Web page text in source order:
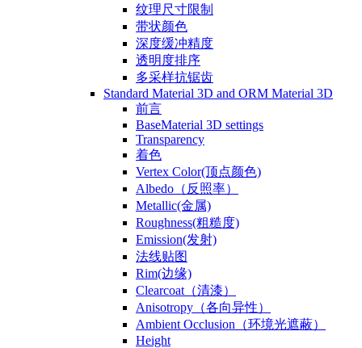
纹理尺寸限制
带状颜色
深度缓冲精度
透明度排序
多采样抗锯齿
Standard Material 3D and ORM Material 3D
前言
BaseMaterial 3D settings
Transparency
着色
Vertex Color(顶点颜色)
Albedo（反照率）
Metallic(金属)
Roughness(粗糙度)
Emission(发射)
法线贴图
Rim(边缘)
Clearcoat（清漆）
Anisotropy（各向异性）
Ambient Occlusion（环境光遮蔽）
Height